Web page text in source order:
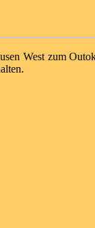
West zum